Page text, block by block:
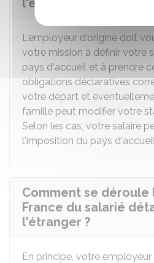
l'étranger ?
L'employeur d'origine doit
votre mission à définir votre
pays d'accueil et à prendre
obligations déclaratives
votre départ et
famille peut modifier votre
Selon les cas, votre salaire
l'imposition du pays
Comment se déroule
France du salarié
l'étranger ?
En principe, votre